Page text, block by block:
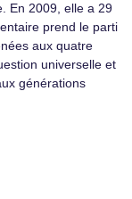
En 2009, elle a 29
prend le parti
aux quatre
universelle et
générations